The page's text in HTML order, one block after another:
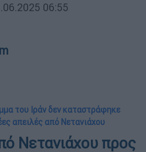
06:55
του Ιράν δεν καταστράφηκε
απειλές από Νετανιάχου
Νετανιάχου προς